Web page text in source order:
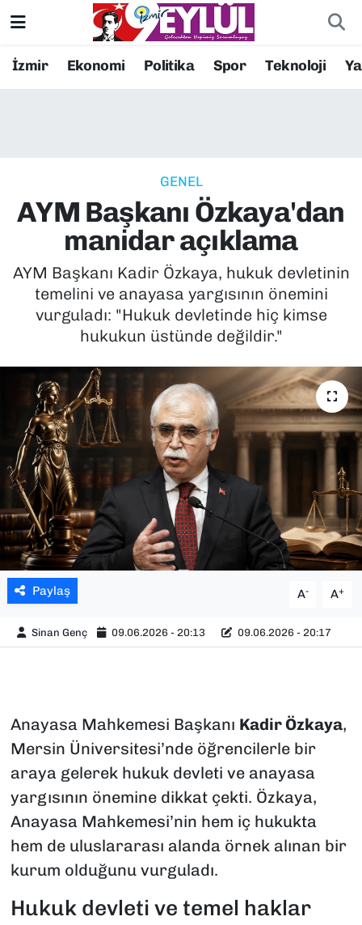
İzmir Ekonomi Politika Spor Teknoloji
GENEL
AYM Başkanı Özkaya'dan
manidar açıklama
AYM Başkanı Kadir Özkaya, hukuk devletinin
temelini ve anayasa yargısının önemini
vurguladı: "Hukuk devletinde hiç kimse
hukukun üstünde değildir."
Paylaş A- A+
Sinan Genç 09.06.2026 - 20:13 09.06.2026 - 20:17
Anayasa Mahkemesi Başkanı Kadir Özkaya,
Mersin Üniversitesi’nde öğrencilerle bir
araya gelerek hukuk devleti ve anayasa
yargısının önemine dikkat çekti. Özkaya,
Anayasa Mahkemesi’nin hem iç hukukta
hem de uluslararası alanda örnek alınan bir
kurum olduğunu vurguladı.
Hukuk devleti ve temel haklar
Resmi İlanlar
EKONOMİ
KÜLTÜR SANAT
MAGAZİN
SAĞLIK
SPOR
TEKNOLOJİ
YAŞAM
YEREL YÖNETİMLER
Konak Nöbetçi Eczaneler
Süper Lig Puan Durumu ve Fikstür
Tüm Manşetler
Son Dakika Haberleri
Haber Arşivi